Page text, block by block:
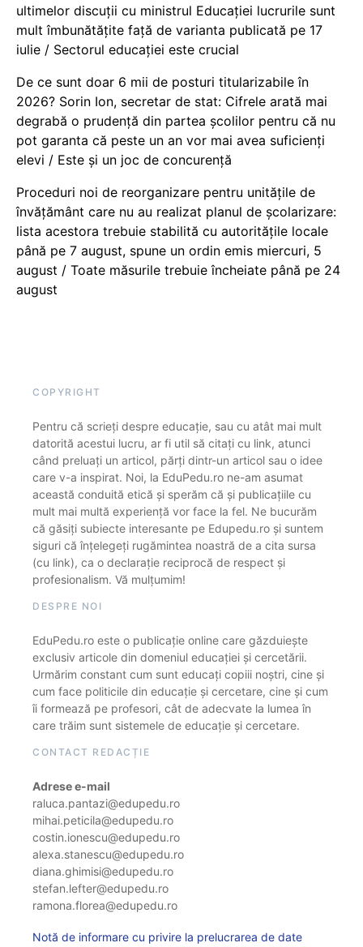
ultimelor discuții cu ministrul Educației lucrurile sunt
mult îmbunătățite față de varianta publicată pe 17
iulie / Sectorul educației este crucial
De ce sunt doar 6 mii de posturi titularizabile în
2026? Sorin Ion, secretar de stat: Cifrele arată mai
degrabă o prudență din partea școlilor pentru că nu
pot garanta că peste un an vor mai avea suficienți
elevi / Este și un joc de concurență
Proceduri noi de reorganizare pentru unitățile de
învățământ care nu au realizat planul de școlarizare:
lista acestora trebuie stabilită cu autoritățile locale
până pe 7 august, spune un ordin emis miercuri, 5
august / Toate măsurile trebuie încheiate până pe 24
august
COPYRIGHT
Pentru că scrieți despre educație, sau cu atât mai mult
datorită acestui lucru, ar fi util să citați cu link, atunci
când preluați un articol, părți dintr-un articol sau o idee
care v-a inspirat. Noi, la EduPedu.ro ne-am asumat
această conduită etică și sperăm că și publicațiile cu
mult mai multă experiență vor face la fel. Ne bucurăm
că găsiți subiecte interesante pe Edupedu.ro și suntem
siguri că înțelegeți rugămintea noastră de a cita sursa
(cu link), ca o declarație reciprocă de respect și
profesionalism. Vă mulțumim!
DESPRE NOI
EduPedu.ro este o publicație online care găzduiește
exclusiv articole din domeniul educației și cercetării.
Urmărim constant cum sunt educați copiii noștri, cine și
cum face politicile din educație și cercetare, cine și cum
îi formează pe profesori, cât de adecvate la lumea în
care trăim sunt sistemele de educație și cercetare.
CONTACT REDACȚIE
Adrese e-mail
raluca.pantazi@edupedu.ro
mihai.peticila@edupedu.ro
costin.ionescu@edupedu.ro
alexa.stanescu@edupedu.ro
diana.ghimisi@edupedu.ro
stefan.lefter@edupedu.ro
ramona.florea@edupedu.ro
Notă de informare cu privire la prelucrarea de date